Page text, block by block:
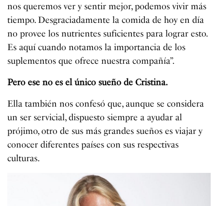
nos queremos ver y sentir mejor, podemos vivir más
tiempo. Desgraciadamente la comida de hoy en día
no provee los nutrientes suficientes para lograr esto.
Es aquí cuando notamos la importancia de los
suplementos que ofrece nuestra compañía”.
Pero ese no es el único sueño de Cristina.
Ella también nos confesó que, aunque se considera
un ser servicial, dispuesto siempre a ayudar al
prójimo, otro de sus más grandes sueños es viajar y
conocer diferentes países con sus respectivas
culturas.